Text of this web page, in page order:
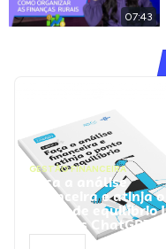
07:43
GESTÃO FINANCEIRA
Faça a análise
financeira e atinja o
ponto de equilíbrio |
Prompts ChatGPT